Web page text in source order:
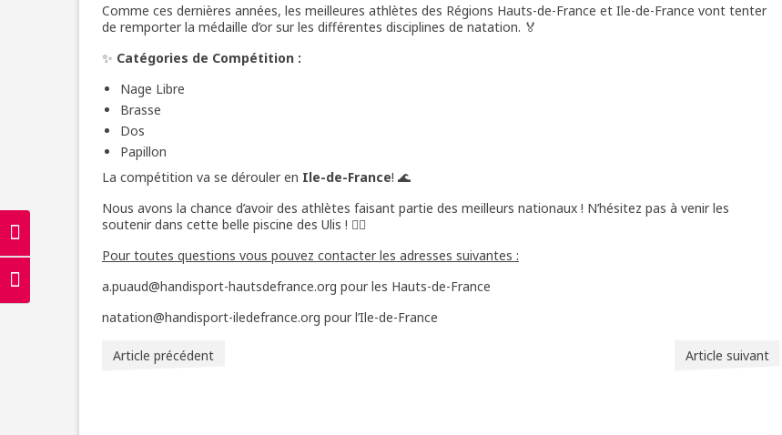
Passer en contraste élevé
Changer la taille de la police
Comme ces dernières années, les meilleures athlètes des Régions Hauts-de-France et Ile-de-France vont tenter
de remporter la médaille d’or sur les différentes disciplines de natation. 🏅
✨ Catégories de Compétition :
Nage Libre
Brasse
Dos
Papillon
La compétition va se dérouler en Ile-de-France! 🌊
Nous avons la chance d’avoir des athlètes faisant partie des meilleurs nationaux ! N’hésitez pas à venir les
soutenir dans cette belle piscine des Ulis ! 🏊‍♀️
Pour toutes questions vous pouvez contacter les adresses suivantes :
a.puaud@handisport-hautsdefrance.org pour les Hauts-de-France
natation@handisport-iledefrance.org pour l’Ile-de-France
Article précédent Article suivant